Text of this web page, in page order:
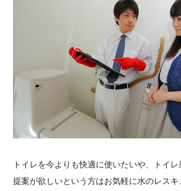
トイレを今よりも快適に使いたいや、トイ
提案が欲しいという方はお気軽に水のレスキ